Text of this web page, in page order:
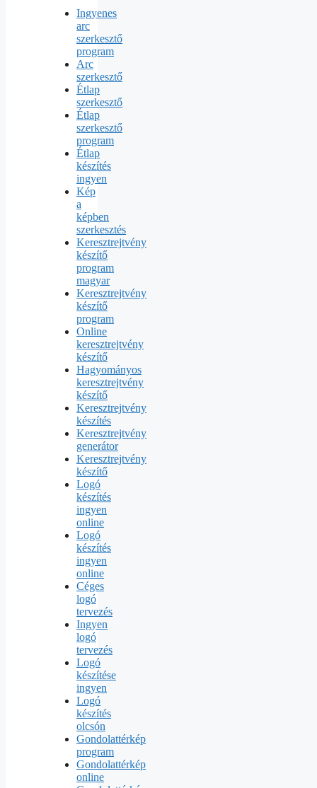
Ingyenes
arc
szerkesztő
program
Arc
szerkesztő
Étlap
szerkesztő
Étlap
szerkesztő
program
Étlap
készítés
ingyen
Kép
a
képben
szerkesztés
Keresztrejtvény
készítő
program
magyar
Keresztrejtvény
készítő
program
Online
keresztrejtvény
készítő
Hagyományos
keresztrejtvény
készítő
Keresztrejtvény
készítés
Keresztrejtvény
generátor
Keresztrejtvény
készítő
Logó
készítés
ingyen
online
Logó
készítés
ingyen
online
Céges
logó
tervezés
Ingyen
logó
tervezés
Logó
készítése
ingyen
Logó
készítés
olcsón
Gondolattérkép
program
Gondolattérkép
online